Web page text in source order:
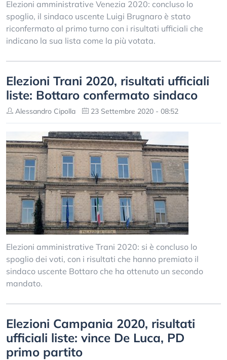
Elezioni amministrative Venezia 2020: concluso lo
spoglio, il sindaco uscente Luigi Brugnaro è stato
riconfermato al primo turno con i risultati ufficiali che
indicano la sua lista come la più votata.
Elezioni Trani 2020, risultati ufficiali
liste: Bottaro confermato sindaco
Alessandro Cipolla 23 Settembre 2020 - 08:52
Elezioni amministrative Trani 2020: si è concluso lo
spoglio dei voti, con i risultati che hanno premiato il
sindaco uscente Bottaro che ha ottenuto un secondo
mandato.
Elezioni Campania 2020, risultati
ufficiali liste: vince De Luca, PD
primo partito